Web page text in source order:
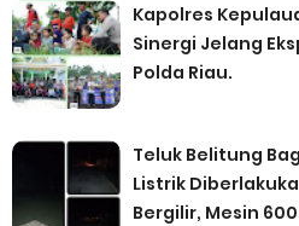
Kapolres
Sinergi Jelang
Polda Riau.
Teluk Belitung
Listrik
Bergilir, Mesin